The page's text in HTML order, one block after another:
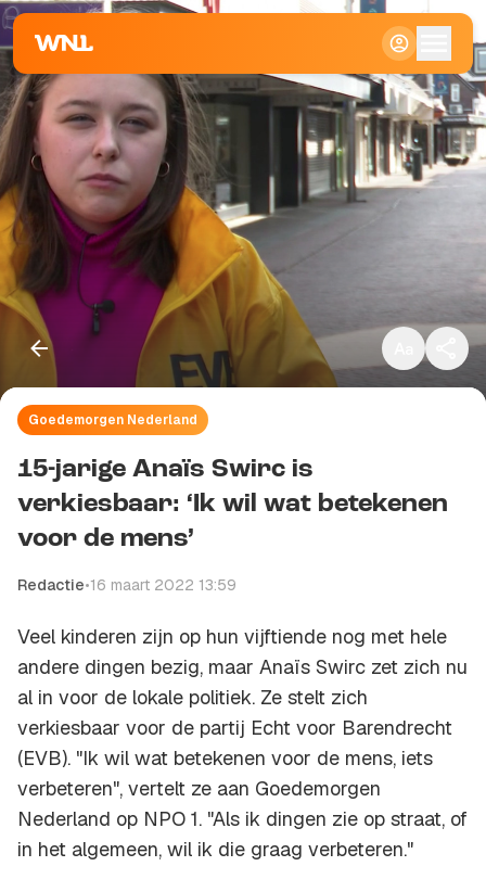
Goedemorgen Nederland
15-jarige Anaïs Swirc is
verkiesbaar: ‘Ik wil wat betekenen
voor de mens’
Redactie•16 maart 2022 13:59
Veel kinderen zijn op hun vijftiende nog met hele
andere dingen bezig, maar Anaïs Swirc zet zich nu
al in voor de lokale politiek. Ze stelt zich
verkiesbaar voor de partij Echt voor Barendrecht
(EVB). "Ik wil wat betekenen voor de mens, iets
verbeteren", vertelt ze aan Goedemorgen
Nederland op NPO 1. "Als ik dingen zie op straat, of
in het algemeen, wil ik die graag verbeteren."